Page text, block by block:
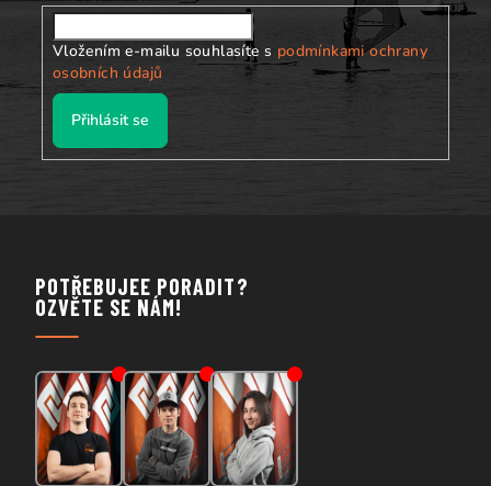
Vložením e-mailu souhlasíte s podmínkami ochrany
osobních údajů
Přihlásit se
POTŘEBUJEE PORADIT?
OZVĚTE SE NÁM!